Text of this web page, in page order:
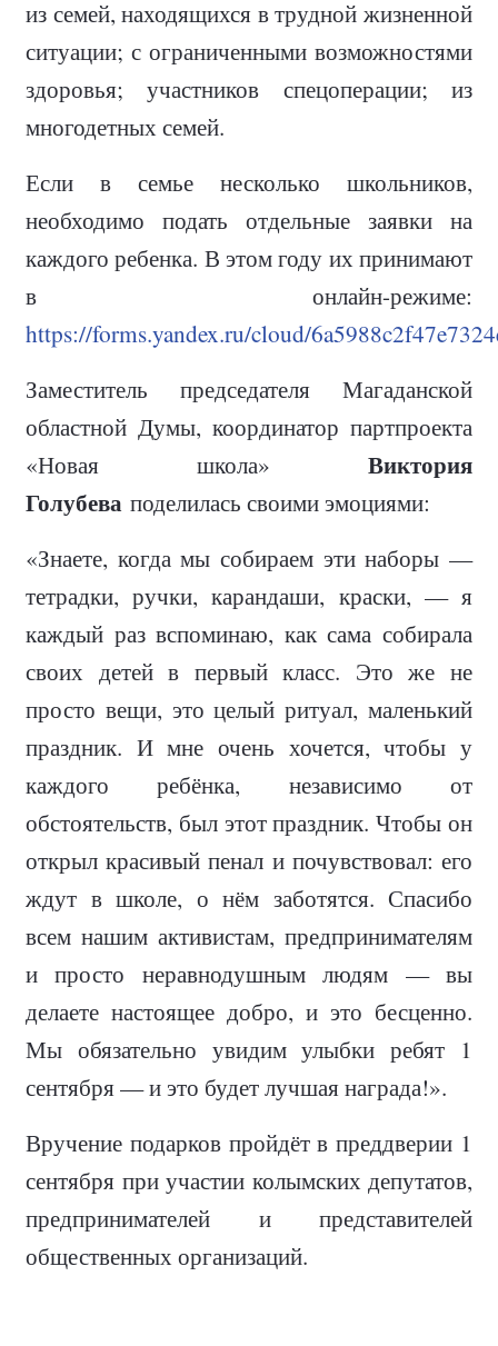
из семей, находящихся в трудной жизненной
ситуации; с ограниченными возможностями
здоровья; участников спецоперации; из
многодетных семей.
Если в семье несколько школьников,
необходимо подать отдельные заявки на
каждого ребенка. В этом году их принимают
в онлайн-режиме:
https://forms.yandex.ru/cloud/
Заместитель председателя Магаданской
областной Думы, координатор партпроекта
«Новая школа» Виктория
Голубева поделилась своими эмоциями:
«Знаете, когда мы собираем эти наборы —
тетрадки, ручки, карандаши, краски, — я
каждый раз вспоминаю, как сама собирала
своих детей в первый класс. Это же не
просто вещи, это целый ритуал, маленький
праздник. И мне очень хочется, чтобы у
каждого ребёнка, независимо от
обстоятельств, был этот праздник. Чтобы он
открыл красивый пенал и почувствовал: его
ждут в школе, о нём заботятся. Спасибо
всем нашим активистам, предпринимателям
и просто неравнодушным людям — вы
делаете настоящее добро, и это бесценно.
Мы обязательно увидим улыбки ребят 1
сентября — и это будет лучшая награда!».
Вручение подарков пройдёт в преддверии 1
сентября при участии колымских депутатов,
предпринимателей и представителей
общественных организаций.